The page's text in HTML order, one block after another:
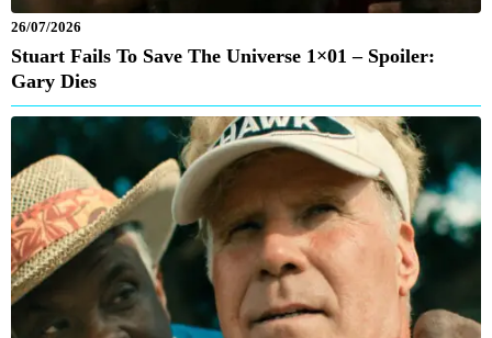
26/07/2026
Stuart Fails To Save The Universe 1×01 – Spoiler:
Gary Dies